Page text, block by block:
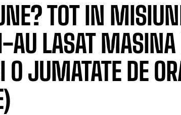
TOT IN
AU LASAT
O JUMATATE DE